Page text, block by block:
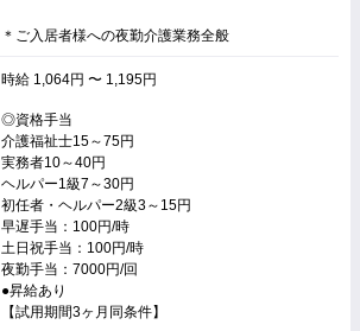
＊ご入居者様への夜勤介護業務全般
時給 1,064円 〜 1,195円
◎資格手当
介護福祉士15～75円
実務者10～40円
ヘルパー1級7～30円
初任者・ヘルパー2級3～15円
早遅手当：100円/時
土日祝手当：100円/時
夜勤手当：7000円/回
●昇給あり
【試用期間3ヶ月同条件】